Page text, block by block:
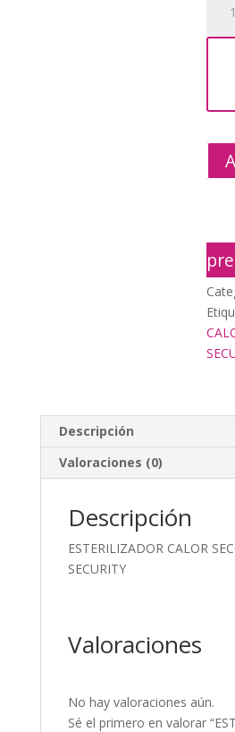
Descripción
Valoraciones (0)
Descripción
ESTERILIZADOR CALOR
SECURITY
Valoraciones
No hay valoraciones aún.
Sé el primero en valorar